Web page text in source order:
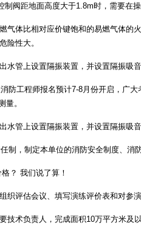
制阀距地面高度大于1.8m时，需要在
比相对应价键饱和的易燃气体的火
险性大。
管上设置隔振装置，并设置隔振吸
防工程师报名预计7-8月份开启，广
。
管上设置隔振装置，并设置隔振吸
，制定本单位的消防安全制度、消
？ 我们说了算！
评估会议、填写演练评价表和对参演
技术负责人，完成面积10万平方米及